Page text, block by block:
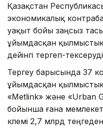
Қазақстан
экономикалық
уақыт бойы заңсыз
ұйымдасқан
дейінгі тергеп-
Тергеу барысында 37
ұйымдасқан
«Metlink» және «Urban
бойынша ғана
көлемі 2,7 млрд